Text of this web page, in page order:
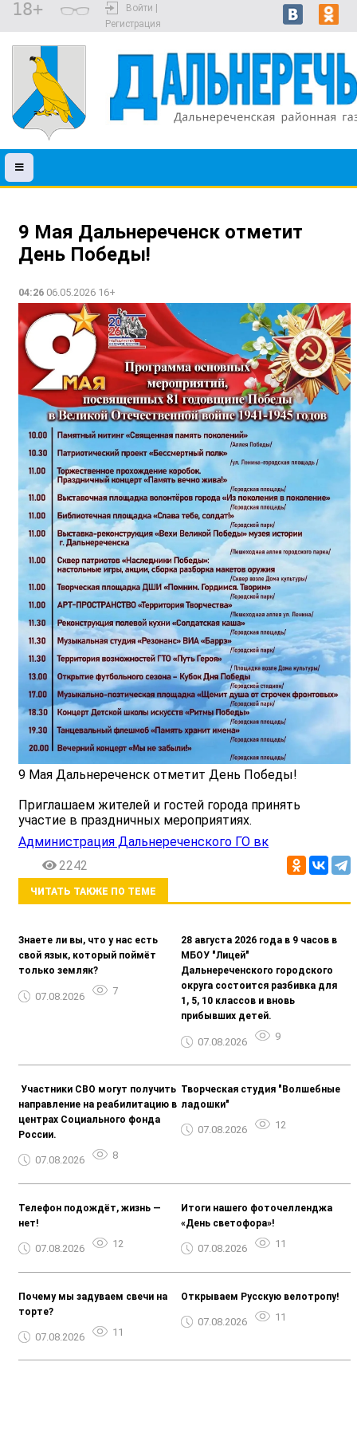
18+
Войти |
Регистрация
9 Мая Дальнереченск отметит
День Победы!
04:26 06.05.2026 16+
9 Мая Дальнереченск отметит День Победы!
Приглашаем жителей и гостей города принять
участие в праздничных мероприятиях.
Администрация Дальнереченского ГО вк
2242
ЧИТАТЬ ТАКЖЕ ПО ТЕМЕ
Знаете ли вы, что у нас есть
свой язык, который поймёт
только земляк?
07.08.2026 7
28 августа 2026 года в 9 часов в
МБОУ "Лицей"
Дальнереченского городского
округа состоится разбивка для
1, 5, 10 классов и вновь
прибывших детей.
07.08.2026 9
️ Участники СВО могут получить
направление на реабилитацию в
центрах Социального фонда
России.
07.08.2026 8
Творческая студия "Волшебные
ладошки"
07.08.2026 12
Телефон подождёт, жизнь —
нет!
07.08.2026 12
Итоги нашего фоточелленджа
«День светофора»!
07.08.2026 11
Почему мы задуваем свечи на
торте?
07.08.2026 11
Открываем Русскую велотропу!
07.08.2026 11